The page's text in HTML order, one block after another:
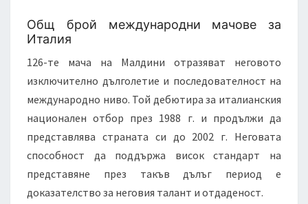
Общ брой международни мачове за
Италия
126-те мача на Малдини отразяват неговото
изключително дълголетие и последователност на
международно ниво. Той дебютира за италианския
национален отбор през 1988 г. и продължи да
представлява страната си до 2002 г. Неговата
способност да поддържа висок стандарт на
представяне през такъв дълъг период е
доказателство за неговия талант и отдаденост.